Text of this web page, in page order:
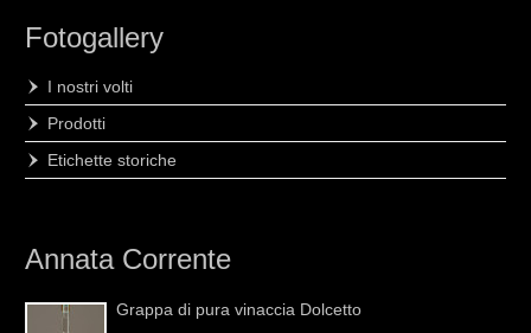
Fotogallery
I nostri volti
Prodotti
Etichette storiche
Annata Corrente
Grappa di pura vinaccia Dolcetto